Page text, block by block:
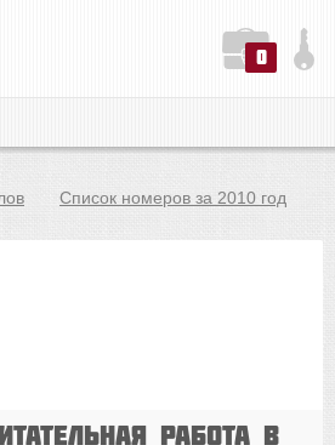
0
Список номеров за 2010 год
работа в